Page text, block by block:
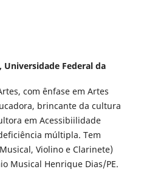
Universidade Federal da
com ênfase em Artes
brincante da cultura
em Acessibiilidade
múltipla. Tem
Violino e Clarinete)
Musical Henrique Dias/PE.